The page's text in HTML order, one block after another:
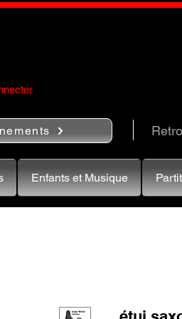
Enfants et Musique